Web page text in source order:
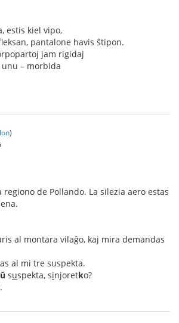
estis kiel vipo,
pantalone havis ŝtipon.
jam rigidaj
– morbida
)
regiono de Pollando. La silezia aero estas
al montara vilaĝo, kaj mira demandas
al mi tre suspekta.
ŭ suspekta, sinjoretko?